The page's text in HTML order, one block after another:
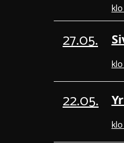
27.05.
22.05.